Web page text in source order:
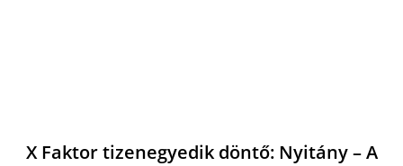
X Faktor tizenegyedik döntő: Nyitány – A